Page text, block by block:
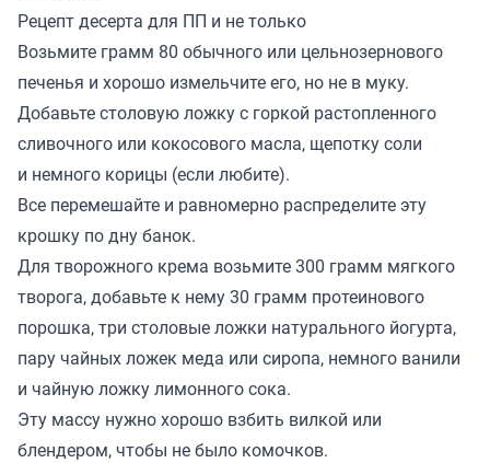
Рецепт десерта для ПП и не только
Возьмите грамм 80 обычного или цельнозернового
печенья и хорошо измельчите его, но не в муку.
Добавьте столовую ложку с горкой растопленного
сливочного или кокосового масла, щепотку соли
и немного корицы (если любите).
Все перемешайте и равномерно распределите эту
крошку по дну банок.
Для творожного крема возьмите 300 грамм мягкого
творога, добавьте к нему 30 грамм протеинового
порошка, три столовые ложки натурального йогурта,
пару чайных ложек меда или сиропа, немного ванили
и чайную ложку лимонного сока.
Эту массу нужно хорошо взбить вилкой или
блендером, чтобы не было комочков.